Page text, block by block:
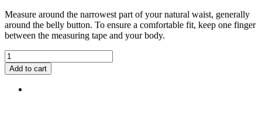
Measure around the narrowest part of your natural waist, generally
around the belly button. To ensure a comfortable fit, keep one finger
between the measuring tape and your body.
Add to cart